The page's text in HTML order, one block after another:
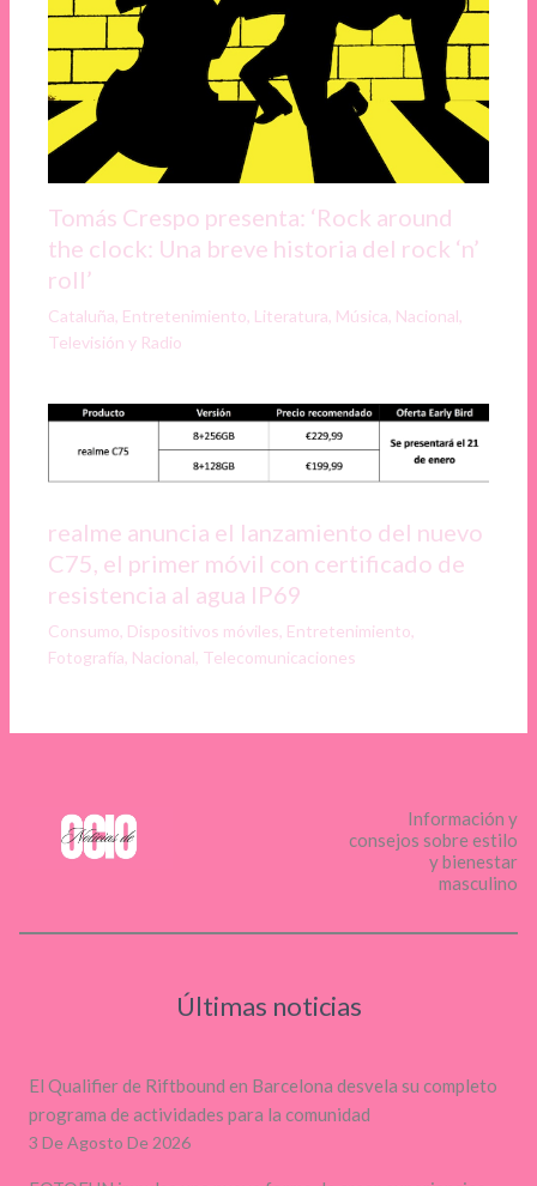
Tomás Crespo presenta: ‘Rock around
the clock: Una breve historia del rock ‘n’
roll’
Cataluña, Entretenimiento, Literatura, Música, Nacional,
Televisión y Radio
realme anuncia el lanzamiento del nuevo
C75, el primer móvil con certificado de
resistencia al agua IP69
Consumo, Dispositivos móviles, Entretenimiento,
Fotografía, Nacional, Telecomunicaciones
Información y
consejos sobre estilo
y bienestar
masculino
Últimas noticias
El Qualifier de Riftbound en Barcelona desvela su completo
programa de actividades para la comunidad
3 De Agosto De 2026